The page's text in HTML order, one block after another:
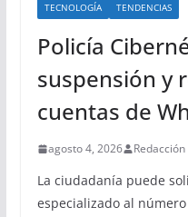
TECNOLOGÍA TENDENCIAS
Policía
suspensión y
cuentas de
agosto 4, 2026 Redacción
La ciudadanía puede
especializado al número